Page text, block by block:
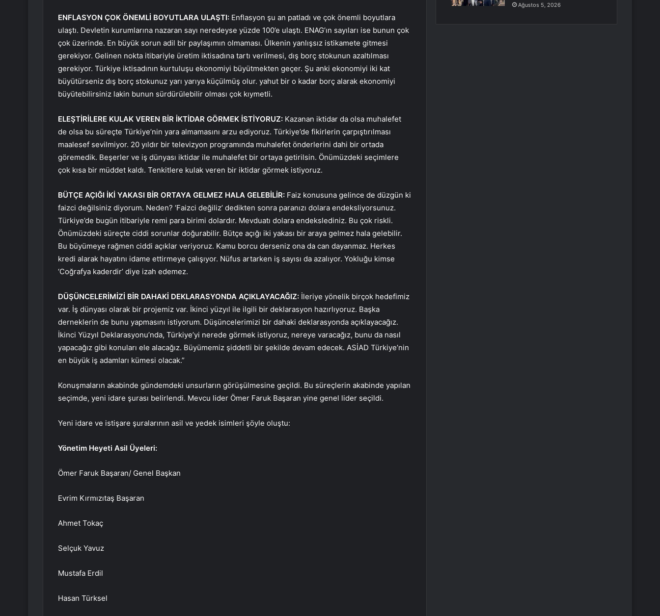
ENFLASYON ÇOK ÖNEMLİ BOYUTLARA ULAŞTI: Enflasyon şu an patladı ve çok önemli boyutlara
ulaştı. Devletin kurumlarına nazaran sayı neredeyse yüzde 100’e ulaştı. ENAG’ın sayıları ise bunun çok
çok üzerinde. En büyük sorun adil bir paylaşımın olmaması. Ülkenin yanlışsız istikamete gitmesi
gerekiyor. Gelinen nokta itibariyle üretim iktisadına tartı verilmesi, dış borç stokunun azaltılması
gerekiyor. Türkiye iktisadının kurtuluşu ekonomiyi büyütmekten geçer. Şu anki ekonomiyi iki kat
büyütürseniz dış borç stokunuz yarı yarıya küçülmüş olur. yahut bir o kadar borç alarak ekonomiyi
büyütebilirsiniz lakin bunun sürdürülebilir olması çok kıymetli.
ELEŞTİRİLERE KULAK VEREN BİR İKTİDAR GÖRMEK İSTİYORUZ: Kazanan iktidar da olsa muhalefet
de olsa bu süreçte Türkiye’nin yara almamasını arzu ediyoruz. Türkiye’de fikirlerin çarpıştırılması
maalesef sevilmiyor. 20 yıldır bir televizyon programında muhalefet önderlerini dahi bir ortada
göremedik. Beşerler ve iş dünyası iktidar ile muhalefet bir ortaya getirilsin. Önümüzdeki seçimlere
çok kısa bir müddet kaldı. Tenkitlere kulak veren bir iktidar görmek istiyoruz.
BÜTÇE AÇIĞI İKİ YAKASI BİR ORTAYA GELMEZ HALA GELEBİLİR: Faiz konusuna gelince de düzgün ki
faizci değilsiniz diyorum. Neden? ‘Faizci değiliz’ dedikten sonra paranızı dolara endeksliyorsunuz.
Türkiye’de bugün itibariyle remi para birimi dolardır. Mevduatı dolara endekslediniz. Bu çok riskli.
Önümüzdeki süreçte ciddi sorunlar doğurabilir. Bütçe açığı iki yakası bir araya gelmez hala gelebilir.
Bu büyümeye rağmen ciddi açıklar veriyoruz. Kamu borcu derseniz ona da can dayanmaz. Herkes
kredi alarak hayatını idame ettirmeye çalışıyor. Nüfus artarken iş sayısı da azalıyor. Yokluğu kimse
‘Coğrafya kaderdir’ diye izah edemez.
DÜŞÜNCELERİMİZİ BİR DAHAKİ DEKLARASYONDA AÇIKLAYACAĞIZ: İleriye yönelik birçok hedefimiz
var. İş dünyası olarak bir projemiz var. İkinci yüzyıl ile ilgili bir deklarasyon hazırlıyoruz. Başka
derneklerin de bunu yapmasını istiyorum. Düşüncelerimizi bir dahaki deklarasyonda açıklayacağız.
İkinci Yüzyıl Deklarasyonu’nda, Türkiye’yi nerede görmek istiyoruz, nereye varacağız, bunu da nasıl
yapacağız gibi konuları ele alacağız. Büyümemiz şiddetli bir şekilde devam edecek. ASİAD Türkiye’nin
en büyük iş adamları kümesi olacak.”
Konuşmaların akabinde gündemdeki unsurların görüşülmesine geçildi. Bu süreçlerin akabinde yapılan
seçimde, yeni idare şurası belirlendi. Mevcu lider Ömer Faruk Başaran yine genel lider seçildi.
Yeni idare ve istişare şuralarının asil ve yedek isimleri şöyle oluştu:
Yönetim Heyeti Asil Üyeleri:
Ömer Faruk Başaran/ Genel Başkan
Evrim Kırmızıtaş Başaran
Ahmet Tokaç
Selçuk Yavuz
Mustafa Erdil
Hasan Türksel
Ağustos 5, 2026